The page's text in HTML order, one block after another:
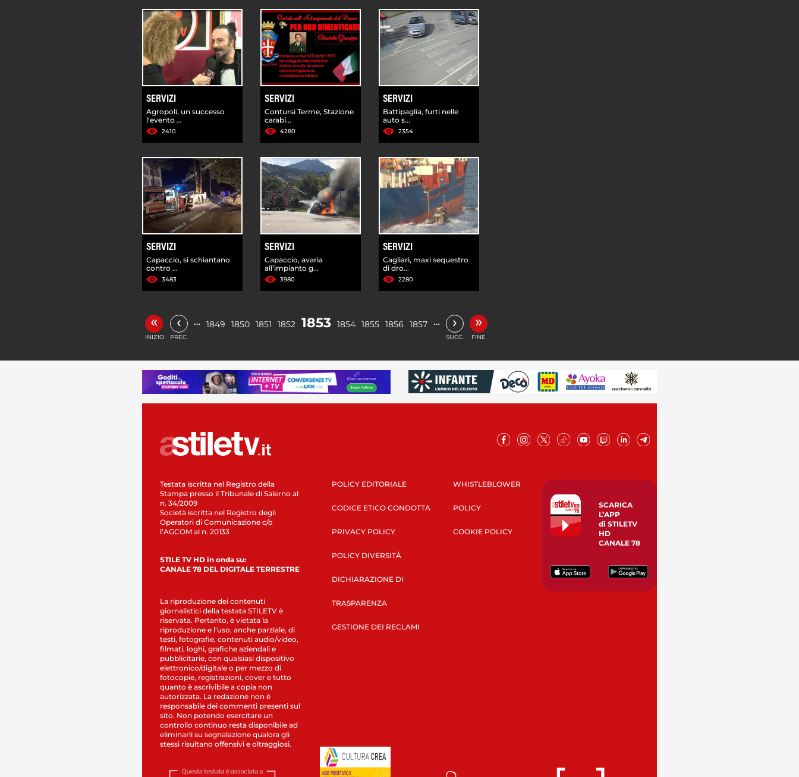
SERVIZI
Agropoli, un successo
l'evento ...
2410
SERVIZI
Contursi Terme, Stazione
carabi...
4280
SERVIZI
Battipaglia, furti nelle
auto s...
2354
SERVIZI
Capaccio, si schiantano
contro ...
3483
SERVIZI
Capaccio, avaria
all’impianto g...
3980
SERVIZI
Cagliari, maxi sequestro
di dro...
2280
«
INIZIO
‹
PREC.
… 1849 1850 1851 1852 1853 1854 1855 1856 1857 … ›
SUCC.
»
FINE
Testata iscritta nel Registro della
Stampa presso il Tribunale di Salerno al
n. 34/2009
Società iscritta nel Registro degli
Operatori di Comunicazione c/o
l’AGCOM al n. 20133
STILE TV HD in onda su:
CANALE 78 DEL DIGITALE TERRESTRE
La riproduzione dei contenuti
giornalistici della testata STILETV è
riservata. Pertanto, è vietata la
riproduzione e l’uso, anche parziale, di
testi, fotografie, contenuti audio/video,
filmati, loghi, grafiche aziendali e
pubblicitarie, con qualsiasi dispositivo
elettronico/digitale o per mezzo di
fotocopie, registrazioni, cover e tutto
quanto è ascrivibile a copia non
autorizzata. La redazione non è
responsabile dei commenti presenti sul
sito. Non potendo esercitare un
controllo continuo resta disponibile ad
eliminarli su segnalazione qualora gli
stessi risultano offensivi e oltraggiosi.
POLICY EDITORIALE
CODICE ETICO CONDOTTA
PRIVACY POLICY
POLICY DIVERSITÀ
DICHIARAZIONE DI
TRASPARENZA
GESTIONE DEI RECLAMI
WHISTLEBLOWER
POLICY
COOKIE POLICY
SCARICA
L’APP
di STILETV
HD
CANALE 78